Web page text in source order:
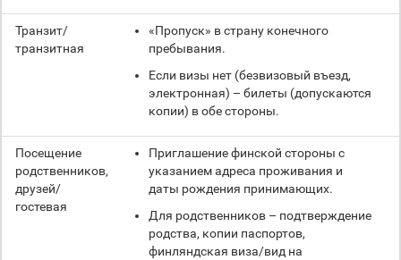
Транзит/
транзитная
«Пропуск» в страну конечного
пребывания.
Если визы нет (безвизовый въезд,
электронная) – билеты (допускаются
копии) в обе стороны.
Посещение
родственников,
друзей/
гостевая
Приглашение финской стороны с
указанием адреса проживания и
даты рождения принимающих.
Для родственников – подтверждение
родства, копии паспортов,
финляндская виза/вид на